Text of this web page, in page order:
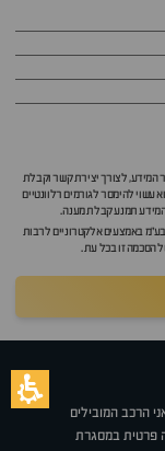
המידע, לצורך יצירת קשר וקבלת
עשוי להימסר לגורמים רלוונטיים
המידע תמנע קבלת מענה.
באמצעים אלקטרוניים לרבות
הרכב המובילים
פרטית במסגרת